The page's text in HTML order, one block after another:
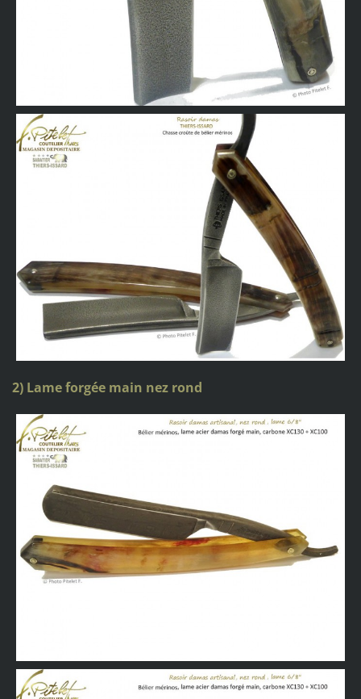
2) Lame forgée main nez rond